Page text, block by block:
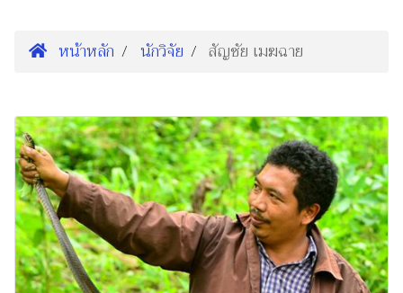
หน้าหลัก นักวิจัย สัญชัย เมฆฉาย